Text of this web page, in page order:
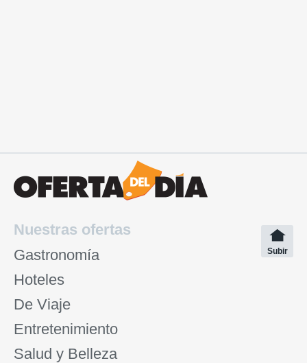
Nuestras ofertas
Gastronomía
Hoteles
De Viaje
Entretenimiento
Salud y Belleza
Subir